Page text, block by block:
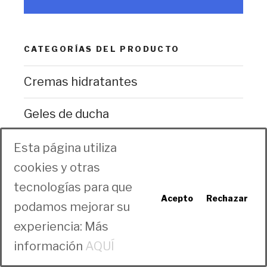
CATEGORÍAS DEL PRODUCTO
Cremas hidratantes
Geles de ducha
Sin clasificar
Esta página utiliza
cookies y otras
tecnologías para que
podamos mejorar su
experiencia: Más
información AQUÍ
Acepto Rechazar